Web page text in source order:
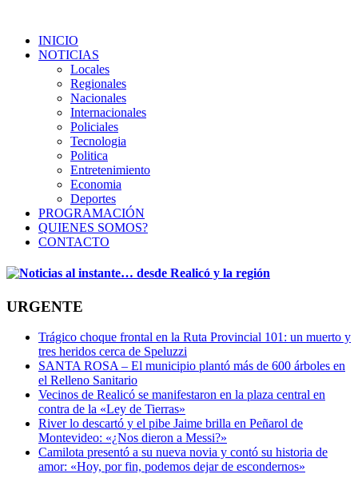
INICIO
NOTICIAS
Locales
Regionales
Nacionales
Internacionales
Policiales
Tecnologia
Politica
Entretenimiento
Economia
Deportes
PROGRAMACIÓN
QUIENES SOMOS?
CONTACTO
URGENTE
Trágico choque frontal en la Ruta Provincial 101: un muerto y
tres heridos cerca de Speluzzi
SANTA ROSA – El municipio plantó más de 600 árboles en
el Relleno Sanitario
Vecinos de Realicó se manifestaron en la plaza central en
contra de la «Ley de Tierras»
River lo descartó y el pibe Jaime brilla en Peñarol de
Montevideo: «¿Nos dieron a Messi?»
Camilota presentó a su nueva novia y contó su historia de
amor: «Hoy, por fin, podemos dejar de escondernos»